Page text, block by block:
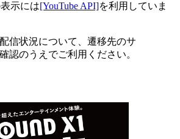
示には[YouTube API]を利用していま
信状況について、遷移先のサ
認のうえでご利用ください。